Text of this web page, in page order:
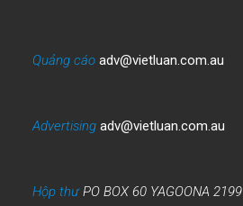
Quảng cáo adv@vietluan.com.au
Advertising adv@vietluan.com.au
Hộp thưPO BOX 60 YAGOONA 2199